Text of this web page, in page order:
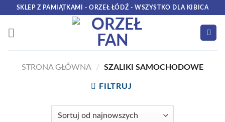
content
SKLEP Z PAMIĄTKAMI - ORZEŁ ŁÓDŹ - WSZYSTKO DLA KIBICA
STRONA GŁÓWNA / SZALIKI SAMOCHODOWE
FILTRUJ